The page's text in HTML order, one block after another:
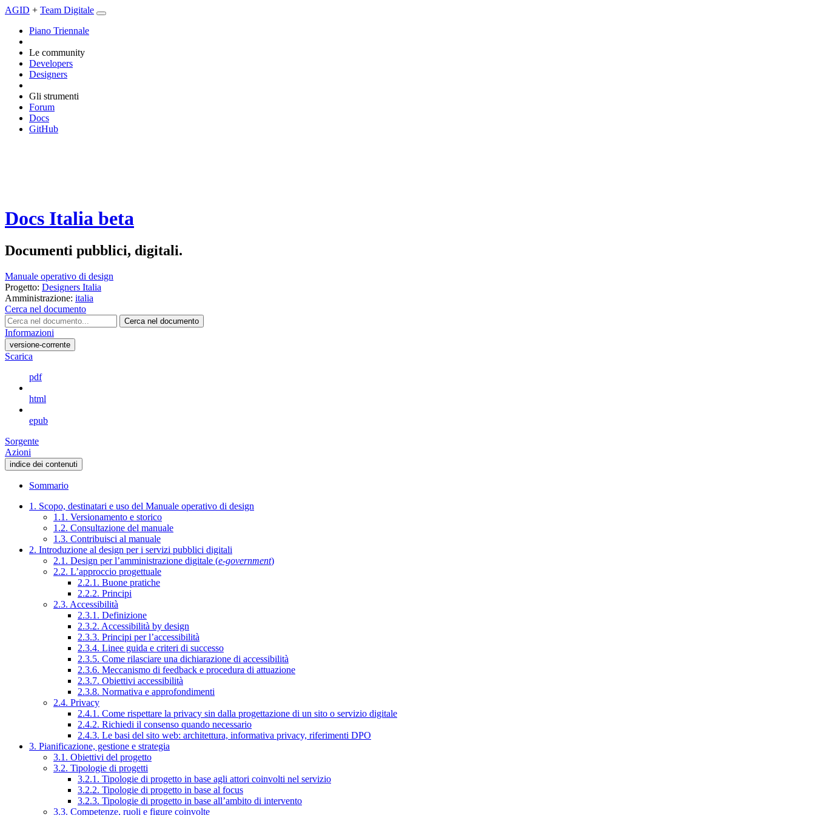
AGID + Team Digitale
Piano Triennale
Le community
Developers
Designers
Gli strumenti
Forum
Docs
GitHub
Docs Italia beta
Documenti pubblici, digitali.
Manuale operativo di design
Progetto: Designers Italia
Amministrazione: italia
Cerca nel documento
Cerca nel documento
Informazioni
versione-corrente
Scarica
pdf
html
epub
Sorgente
Azioni
indice dei contenuti
Sommario
1. Scopo, destinatari e uso del Manuale operativo di design
1.1. Versionamento e storico
1.2. Consultazione del manuale
1.3. Contribuisci al manuale
2. Introduzione al design per i servizi pubblici digitali
2.1. Design per l’amministrazione digitale (e-government)
2.2. L’approccio progettuale
2.2.1. Buone pratiche
2.2.2. Principi
2.3. Accessibilità
2.3.1. Definizione
2.3.2. Accessibilità by design
2.3.3. Principi per l’accessibilità
2.3.4. Linee guida e criteri di successo
2.3.5. Come rilasciare una dichiarazione di accessibilità
2.3.6. Meccanismo di feedback e procedura di attuazione
2.3.7. Obiettivi accessibilità
2.3.8. Normativa e approfondimenti
2.4. Privacy
2.4.1. Come rispettare la privacy sin dalla progettazione di un sito o servizio digitale
2.4.2. Richiedi il consenso quando necessario
2.4.3. Le basi del sito web: architettura, informativa privacy, riferimenti DPO
3. Pianificazione, gestione e strategia
3.1. Obiettivi del progetto
3.2. Tipologie di progetti
3.2.1. Tipologie di progetto in base agli attori coinvolti nel servizio
3.2.2. Tipologie di progetto in base al focus
3.2.3. Tipologie di progetto in base all’ambito di intervento
3.3. Competenze, ruoli e figure coinvolte